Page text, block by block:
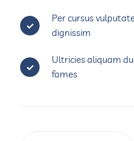
Per cursus
dignissim
Ultricies aliquam
fames